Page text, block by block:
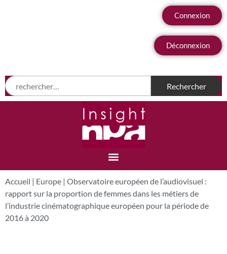
Connexion
Déconnexion
Accueil | Europe | Observatoire européen de l’audiovisuel :
rapport sur la proportion de femmes dans les métiers de
l’industrie cinématographique européen pour la période de
2016 à 2020